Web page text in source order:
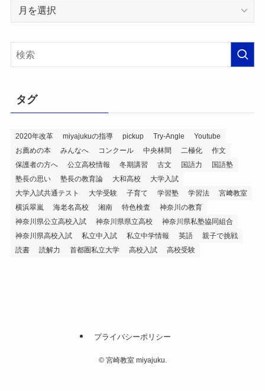
イ
タグ
2020年改革 miyajukuの指導 pickup Try-Angle
Youtube
お薦めの本
みんなへ コンクール 中央林間 二極化
作文
保護者の方へ
公立高校情報 冬期講習 古文 国語力
国語塾
塾長の思い
塾長の教育論 大和高校
大学入試
大学入試共通テスト
大学受験 子育て 学習塾 学習法
宮﨑教室
横浜翠嵐
海老名高校 湘南 特色検査
神奈川の教育
神奈川県公立高校入試
神奈川県県立高校
神奈川県私塾協同組合
神奈川県高校入試
私立中入試 私立中学情報 英語
親子で挑戦
読書
読解力 首都圏私立大学 高校入試 高校受験
プライバシーポリシー
©宮崎教室 miyajuku.